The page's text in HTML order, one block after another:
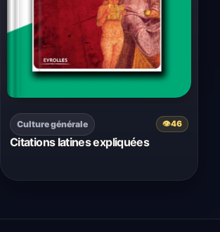
Culture générale 👁46
Citations latines expliquées